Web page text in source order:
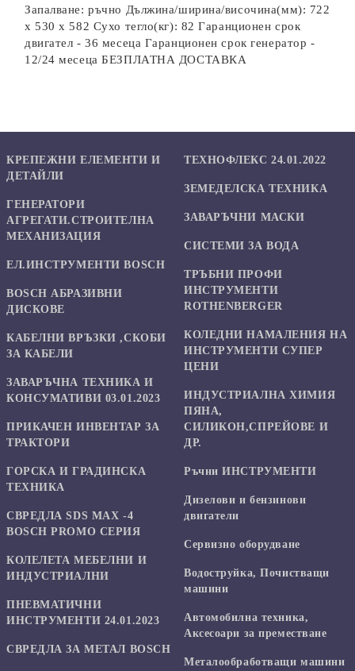
Запалване: ръчно Дължина/ширина/височина(мм): 722
x 530 x 582 Сухо тегло(кг): 82 Гаранционен срок
двигател - 36 месеца Гаранционен срок генератор -
12/24 месеца БЕЗПЛАТНА ДОСТАВКА
КРЕПЕЖНИ ЕЛЕМЕНТИ И
ДЕТАЙЛИ
ГЕНЕРАТОРИ
АГРЕГАТИ.СТРОИТЕЛНА
МЕХАНИЗАЦИЯ
ЕЛ.ИНСТРУМЕНТИ BOSCH
BOSCH АБРАЗИВНИ
ДИСКОВЕ
КАБЕЛНИ ВРЪЗКИ ,СКОБИ
ЗА КАБЕЛИ
ЗАВАРЪЧНА ТЕХНИКА И
КОНСУМАТИВИ 03.01.2023
ПРИКАЧЕН ИНВЕНТАР ЗА
ТРАКТОРИ
ГОРСКА И ГРАДИНСКА
ТЕХНИКА
СВРЕДЛА SDS MAX -4
BOSCH PROMO СЕРИЯ
КОЛЕЛЕТА МЕБЕЛНИ И
ИНДУСТРИАЛНИ
ПНЕВМАТИЧНИ
ИНСТРУМЕНТИ 24.01.2023
СВРЕДЛА ЗА МЕТАЛ BOSCH
ТЕХНОФЛЕКС 24.01.2022
ЗЕМЕДЕЛСКА ТЕХНИКА
ЗАВАРЪЧНИ МАСКИ
СИСТЕМИ ЗА ВОДА
ТРЪБНИ ПРОФИ
ИНСТРУМЕНТИ
ROTHENBERGER
КОЛЕДНИ НАМАЛЕНИЯ НА
ИНСТРУМЕНТИ СУПЕР
ЦЕНИ
ИНДУСТРИАЛНА ХИМИЯ
ПЯНА,
СИЛИКОН,СПРЕЙОВЕ И
ДР.
Ръчни ИНСТРУМЕНТИ
Дизелови и бензинови
двигатели
Сервизно оборудване
Водоструйка, Почистващи
машини
Автомобилна техника,
Аксесоари за преместване
Mеталообработващи машини